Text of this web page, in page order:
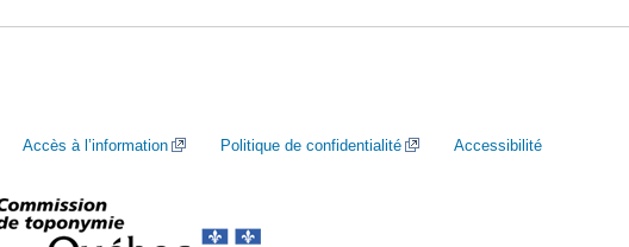
Accès à l’information Politique de confidentialité Accessibilité